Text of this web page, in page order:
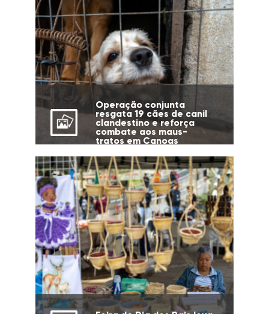
Operação conjunta
resgata 19 cães de canil
clandestino e reforça
combate aos maus-
tratos em Canoas